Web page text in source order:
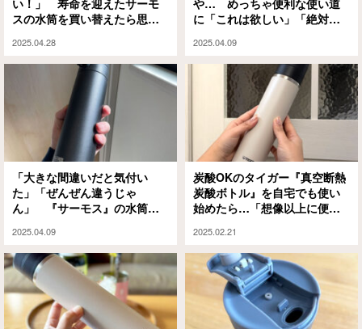
い！」 寿命を迎えたサーモ
スの水筒を買い替えたら思っ
2025.04.28
や… めっちゃ便利な使い道
に「これは欲しい」「絶対買
2025.04.09
「大きな間違いだと気付い
た」「ぜんぜん違うじゃ
ん」 『サーモス』の水筒に
2025.04.09
炭酸OKのタイガー『真空断熱
炭酸ボトル』を自宅でも使い
始めたら…「想像以上に便
2025.02.21